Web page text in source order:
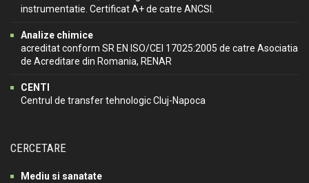
instrumentatie. Certificat A+ de catre ANCSI.
Analize chimice
acreditat conform SR EN ISO/CEI 17025:2005 de catre Asociatia
de Acreditare din Romania, RENAR
CENTI
Centrul de transfer tehnologic Cluj-Napoca
CERCETARE
Mediu si sanatate